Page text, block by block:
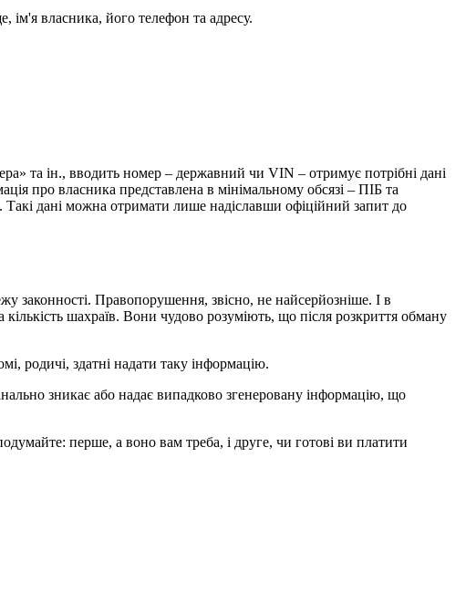
ім'я власника, його телефон та адресу.
та ін., вводить номер – державний чи VIN – отримує потрібні дані
про власника представлена ​​в мінімальному обсязі – ПІБ та
Такі дані можна отримати лише надіславши офіційний запит до
законності. Правопорушення, звісно, ​​не найсерйозніше. І в
шахраїв. Вони чудово розуміють, що після розкриття обману
родичі, здатні надати таку інформацію.
зникає або надає випадково згенеровану інформацію, що
перше, а воно вам треба, і друге, чи готові ви платити